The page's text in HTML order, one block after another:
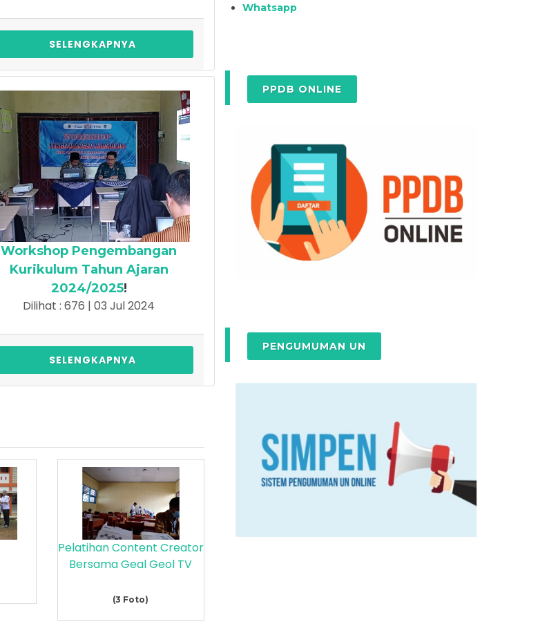
SELENGKAPNYA
Workshop Pengembangan
Kurikulum Tahun Ajaran
2024/2025!
Dilihat : 676 | 03 Jul 2024
SELENGKAPNYA
Pelatihan Content Creator
Bersama Geal Geol TV
(3 Foto)
Whatsapp
PPDB ONLINE
PENGUMUMAN UN